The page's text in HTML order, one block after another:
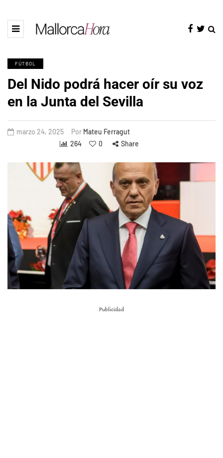
FÚTBOL
Del Nido podrá hacer oír su voz
en la Junta del Sevilla
marzo 24, 2025 Por Mateu Ferragut
264
0 Share
Publicidad